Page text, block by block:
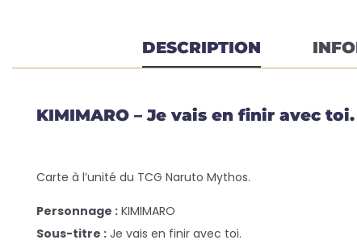
DESCRIPTION
KIMIMARO – Je vais en finir avec
Carte à l’unité du TCG Naruto Mythos.
Personnage : KIMIMARO
Sous-titre : Je vais en finir avec toi.